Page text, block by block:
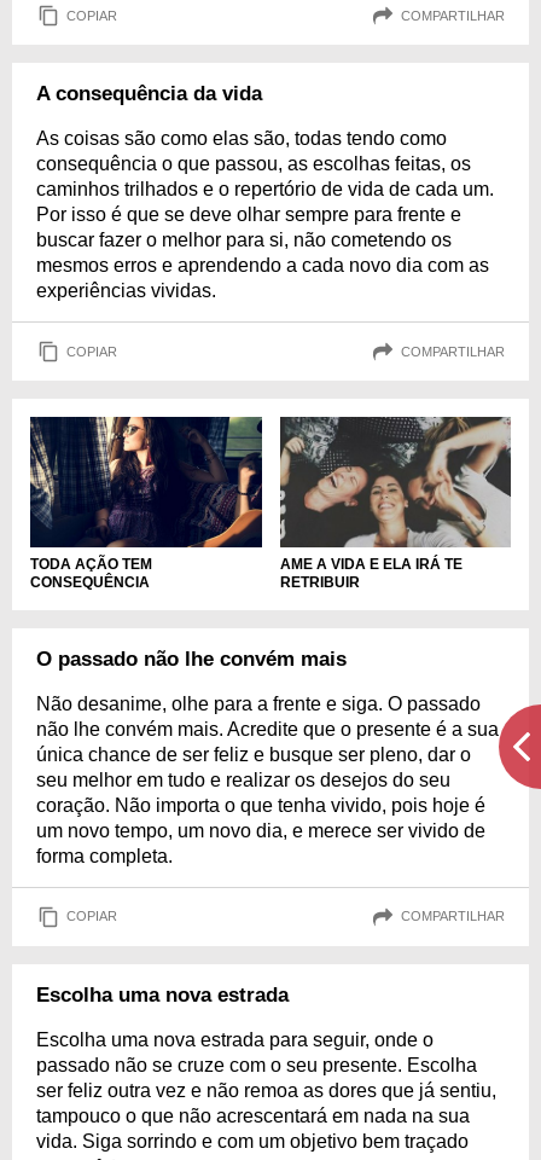
COPIAR COMPARTILHAR
A consequência da vida
As coisas são como elas são, todas tendo como
consequência o que passou, as escolhas feitas, os
caminhos trilhados e o repertório de vida de cada um.
Por isso é que se deve olhar sempre para frente e
buscar fazer o melhor para si, não cometendo os
mesmos erros e aprendendo a cada novo dia com as
experiências vividas.
COPIAR COMPARTILHAR
TODA AÇÃO TEM
CONSEQUÊNCIA
AME A VIDA E ELA IRÁ TE
RETRIBUIR
O passado não lhe convém mais
Não desanime, olhe para a frente e siga. O passado
não lhe convém mais. Acredite que o presente é a sua
única chance de ser feliz e busque ser pleno, dar o
seu melhor em tudo e realizar os desejos do seu
coração. Não importa o que tenha vivido, pois hoje é
um novo tempo, um novo dia, e merece ser vivido de
forma completa.
COPIAR COMPARTILHAR
Escolha uma nova estrada
Escolha uma nova estrada para seguir, onde o
passado não se cruze com o seu presente. Escolha
ser feliz outra vez e não remoa as dores que já sentiu,
tampouco o que não acrescentará em nada na sua
vida. Siga sorrindo e com um objetivo bem traçado